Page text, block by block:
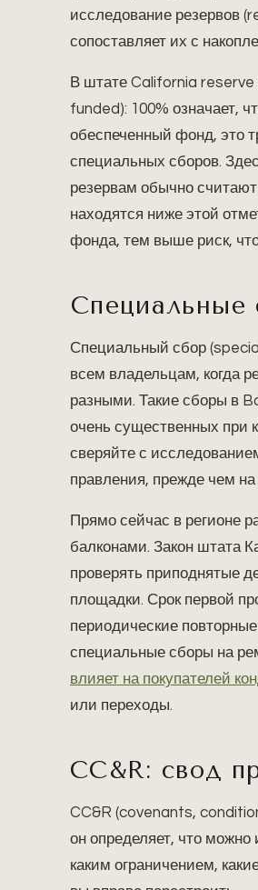
исследование резервов
сопоставляет их с
В штате California reserve
funded): 100% означает,
обеспеченный фонд, это
специальных сборов.
резервам обычно
находятся ниже этой
фонда, тем выше риск,
Специальные
Специальный сбор
всем владельцам, когда
разными. Такие сборы в
очень существенных при
сверяйте с
правления, прежде чем на
Прямо сейчас в регионе
балконами. Закон штата
проверять приподнятые
площадки. Срок первой
периодические
специальные сборы на
влияет на покупателей
или переходы.
CC&R: свод
CC&R (covenants,
он определяет, что
каким ограничением,